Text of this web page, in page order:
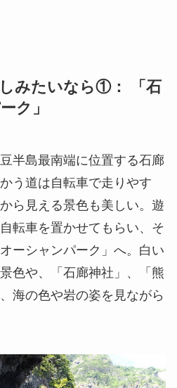
みたいなら①： 「石
ク」
半島最南端に位置する石廊
う道は自転車で走りやす
ら見える景色も美しい。遊
転車を置かせてもらい、そ
ーシャンパーク」へ。白い
色や、「石廊神社」、「熊
海の色や岩の姿を見ながら